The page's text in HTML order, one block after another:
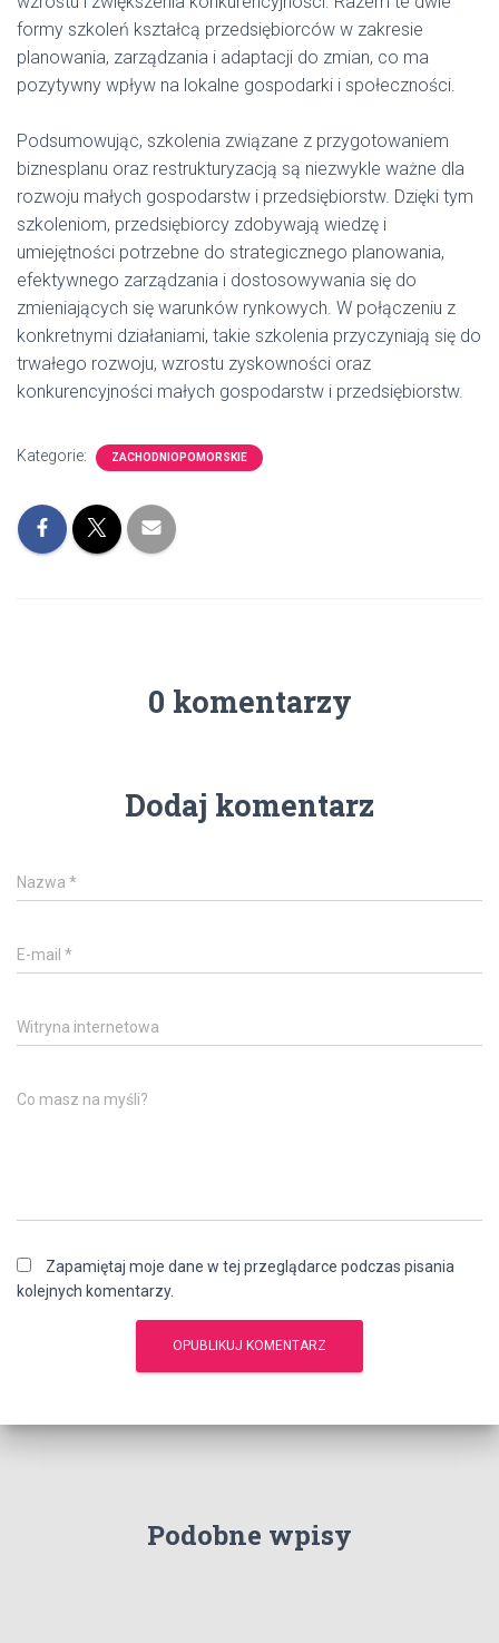
formy szkoleń kształcą przedsiębiorców w zakresie
planowania, zarządzania i adaptacji do zmian, co ma
pozytywny wpływ na lokalne gospodarki i społeczności.
Podsumowując, szkolenia związane z przygotowaniem
biznesplanu oraz restrukturyzacją są niezwykle ważne dla
rozwoju małych gospodarstw i przedsiębiorstw. Dzięki tym
szkoleniom, przedsiębiorcy zdobywają wiedzę i
umiejętności potrzebne do strategicznego planowania,
efektywnego zarządzania i dostosowywania się do
zmieniających się warunków rynkowych. W połączeniu z
konkretnymi działaniami, takie szkolenia przyczyniają się do
trwałego rozwoju, wzrostu zyskowności oraz
konkurencyjności małych gospodarstw i przedsiębiorstw.
Kategorie: ZACHODNIOPOMORSKIE
0 komentarzy
Dodaj komentarz
Nazwa *
E-mail *
Witryna internetowa
Co masz na myśli?
Zapamiętaj moje dane w tej przeglądarce podczas pisania
kolejnych komentarzy.
Podobne wpisy